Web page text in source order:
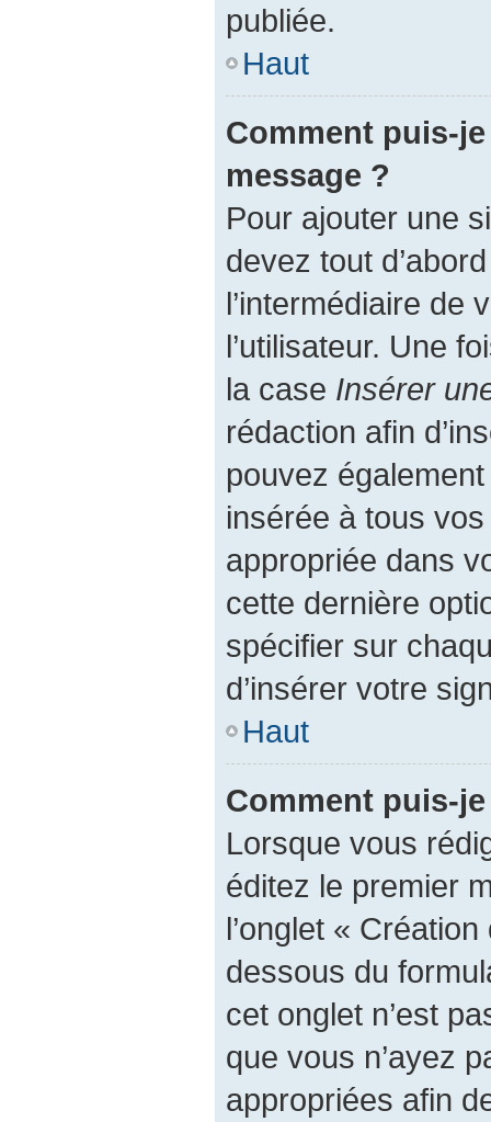
publiée.
Haut
Comment puis-
message ?
Pour ajouter une
devez tout
l’intermédiaire de
l’utilisateur. Une
la case Insérer
rédaction afin
pouvez
insérée à tous
appropriée dans
cette dernière
spécifier sur
d’insérer votre
Haut
Comment puis-
Lorsque vous
éditez le premier
l’onglet «
dessous du
cet onglet n’est
que vous n’ayez
appropriées afin